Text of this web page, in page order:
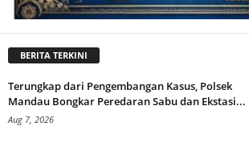
BERITA TERKINI
Terungkap dari Pengembangan Kasus, Polsek
Mandau Bongkar Peredaran Sabu dan Ekstasi...
Aug 7, 2026